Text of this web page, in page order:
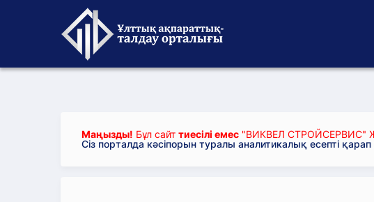
Маңызды! Бұл сайт тиесілі емес "ВИКВЕЛ СТРОЙСЕРВИС"
Сіз порталда кәсіпорын туралы аналитикалық есепті